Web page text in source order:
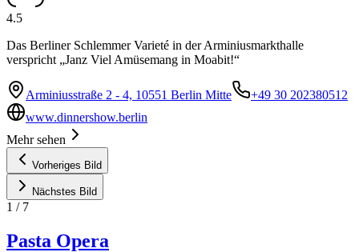
4.5
Das Berliner Schlemmer Varieté in der Arminiusmarkthalle
verspricht „Janz Viel Amüsemang in Moabit!“
Arminiusstraße 2 - 4, 10551 Berlin Mitte
+49 30 202380512
www.dinnershow.berlin
Mehr sehen
Vorheriges Bild
Nächstes Bild
1 / 7
Pasta Opera